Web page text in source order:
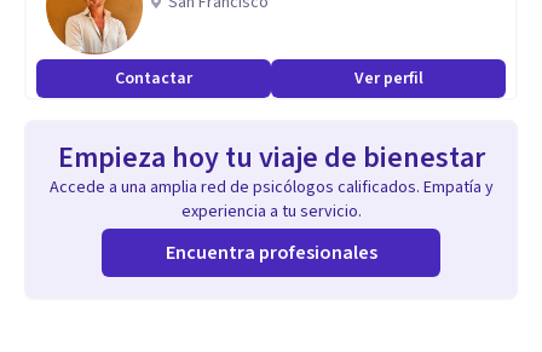
Como miembro activo de la Sociedad Mexicana de
Psicología, del Consejo Mexicano de Psicología, y de la
Asociación Mexicana de Alternativas en Psicología, me
éticos.
Contactar Ver perfil
Empieza hoy tu viaje de bienestar
Accede a una amplia red de psicólogos calificados. Empatía y
experiencia a tu servicio.
Encuentra profesionales